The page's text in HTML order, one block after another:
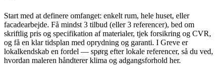
Start med at definere omfanget: enkelt rum, hele huset, eller
facadearbejde. Få mindst 3 tilbud (eller 3 referencer), bed om
skriftlig pris og specifikation af materialer, tjek forsikring og CVR,
og få en klar tidsplan med oprydning og garanti. I Greve er
lokalkendskab en fordel — spørg efter lokale referencer, så du ved,
hvordan maleren håndterer klima og adgangsforhold her.